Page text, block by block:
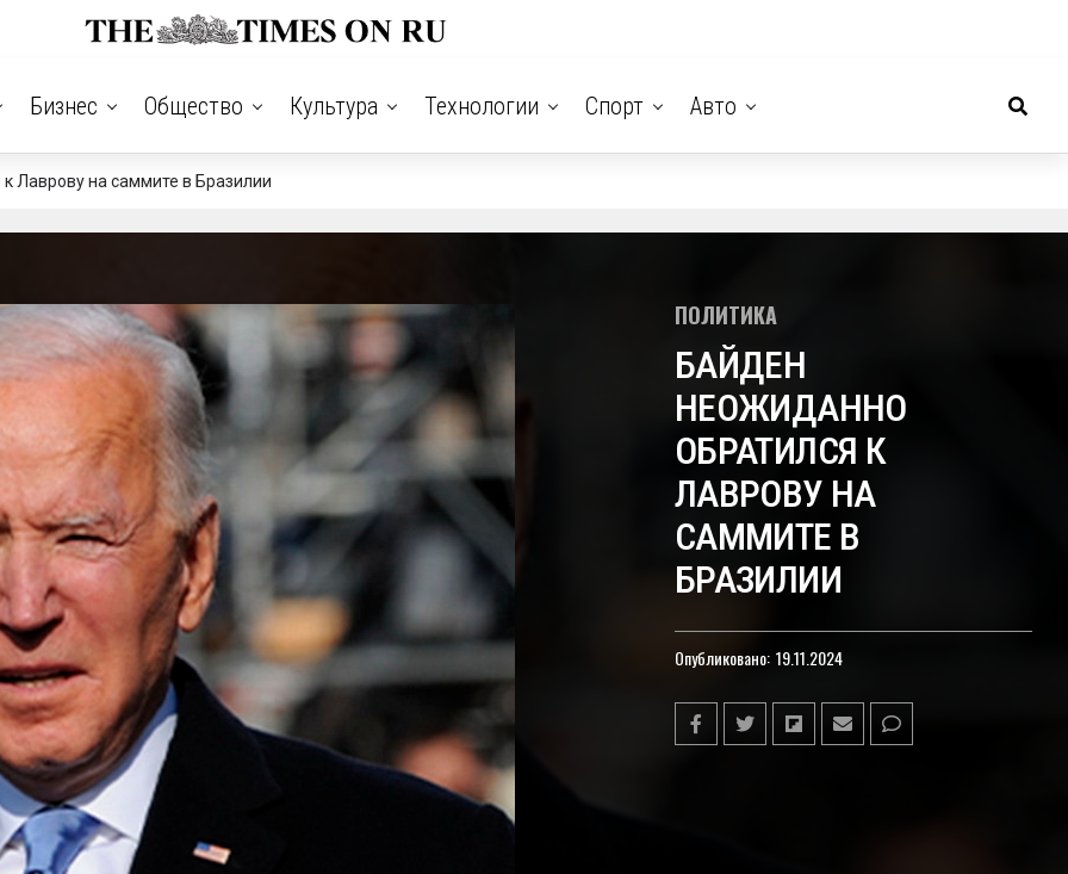
Бизнес Общество Культура Технологии Спорт Авто
Лаврову на саммите в Бразилии
ПОЛИТИКА
БАЙДЕН
НЕОЖИДАННО
ОБРАТИЛСЯ К
ЛАВРОВУ НА
САММИТЕ В
БРАЗИЛИИ
Опубликовано: 19.11.2024